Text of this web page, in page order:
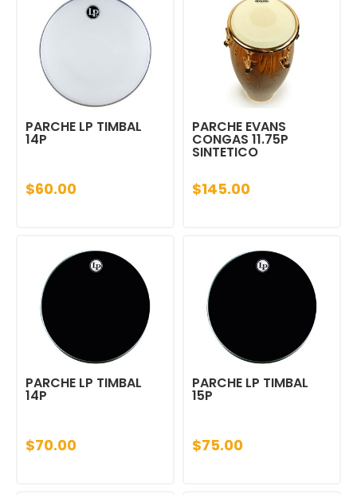
PARCHE LP TIMBAL
14P
$60.00
PARCHE EVANS
CONGAS 11.75P
SINTETICO
$145.00
PARCHE LP TIMBAL
14P
$70.00
PARCHE LP TIMBAL
15P
$75.00